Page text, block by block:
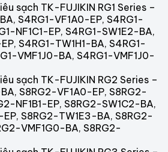
sạch TK-FUJIKIN RG1 Series –
S4RG1-VF1A0-EP, S4RG1-
NF1C1-EP, S4RG1-SW1E2-BA,
S4RG1-TW1H1-BA, S4RG1-
VMF1J0-BA, S4RG1-VMF1J0-
sạch TK-FUJIKIN RG2 Series –
S8RG2-VF1A0-EP, S8RG2-
NF1B1-EP, S8RG2-SW1C2-BA,
S8RG2-TW1E3-BA, S8RG2-
VMF1G0-BA, S8RG2-